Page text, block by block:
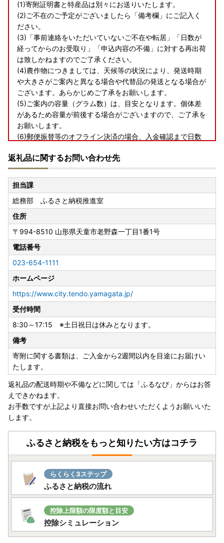
(1)寄附証明書と特産品は別々にお送りいたします。
(2)ご不在のご予定がございましたら「備考欄」にご記入く
ださい。
(3)「事前連絡をいただいていないご不在や転居」「日数が
経ってからのお受取り」「申込内容の不備」に対する再出荷
は致しかねますのでご了承ください。
(4)農作物につきましては、天候等の状況により、発送時期
や大きさがご案内と異なる場合や代替品の発送となる場合が
ございます。あらかじめご了承をお願いします。
(5)ご案内の容量（グラム数）は、目安となります。個体差
があるため容量が前後する場合がございますので、ご了承を
お願いします。
(6)郵便振替等のオフライン決済の場合、入金確認まで日数
そのため、入金時期によっては、選択された配送時期での発
送ができず、次回以降の発送対応となる場合があります。
(7)画像はイメージです。
返礼品に関するお問い合わせ先
担当課
総務部 ふるさと納税推進室
住所
〒994-8510 山形県天童市老野森一丁目1番1号
電話番号
023-654-1111
ホームページ
https://www.city.tendo.yamagata.jp/
受付時間
8:30～17:15 ※土日祝日は休みとなります。
備考
寄附に関する書類は、ご入金から2週間以内を目途にお届けい
たします。
返礼品の配送時期や不備などに関しては「ふるなび」からはお答
えできかねます。
お手数ですが上記より直接お問い合わせいただくようお願いいた
します。
ふるさと納税をもっと知りたい方はコチラ
らくらく3ステップ
ふるさと納税の流れ
控除上限額の限度額と目安
控除シミュレーション